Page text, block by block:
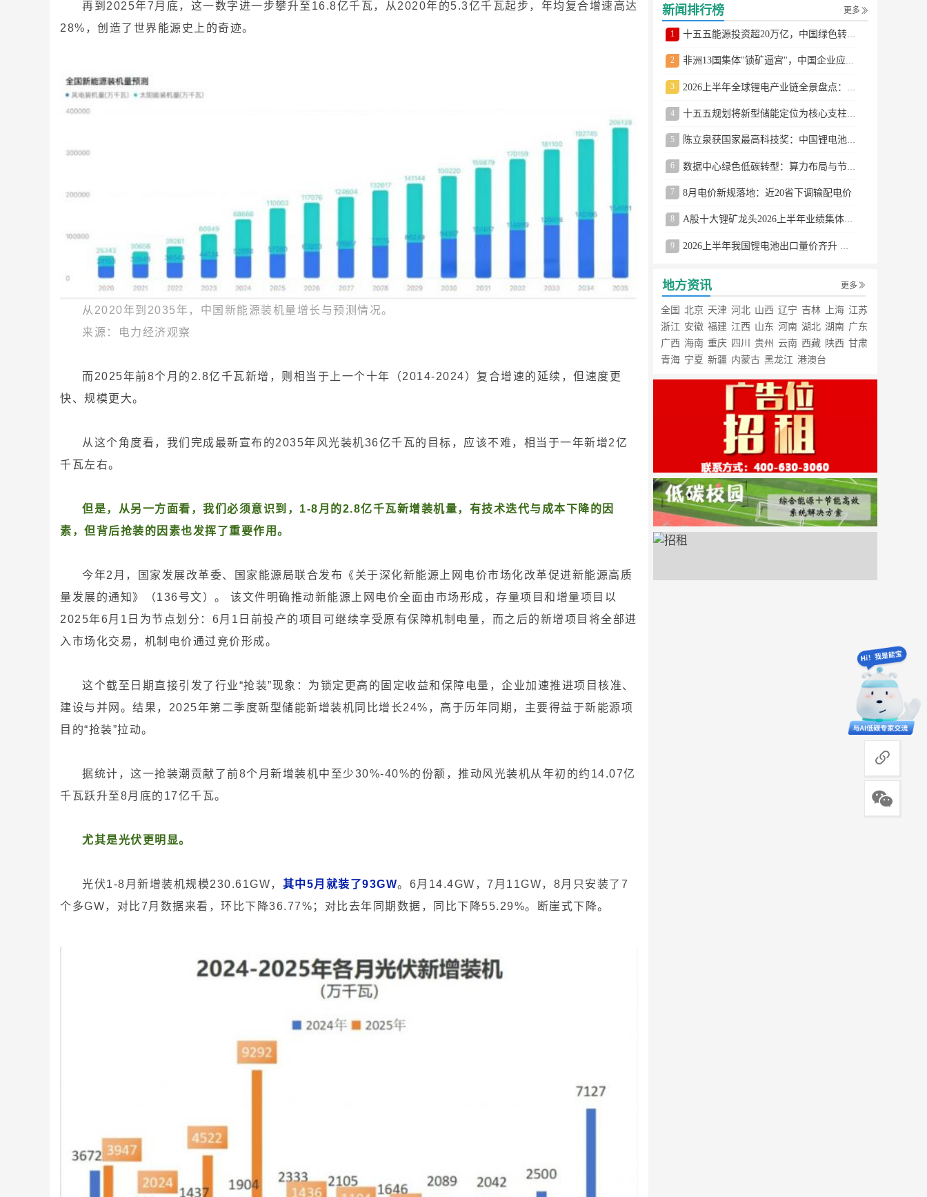
再到2025年7月底，这一数字进一步攀升至16.8亿千瓦，从2020年的5.3亿千瓦起步，年均复合增速高达
28%，创造了世界能源史上的奇迹。
从2020年到2035年，中国新能源装机量增长与预测情况。
来源：电力经济观察
而2025年前8个月的2.8亿千瓦新增，则相当于上一个十年（2014-2024）复合增速的延续，但速度更
快、规模更大。
从这个角度看，我们完成最新宣布的2035年风光装机36亿千瓦的目标，应该不难，相当于一年新增2亿
千瓦左右。
但是，从另一方面看，我们必须意识到，1-8月的2.8亿千瓦新增装机量，有技术迭代与成本下降的因
素，但背后抢装的因素也发挥了重要作用。
今年2月，国家发展改革委、国家能源局联合发布《关于深化新能源上网电价市场化改革促进新能源高质
量发展的通知》（136号文）。 该文件明确推动新能源上网电价全面由市场形成，存量项目和增量项目以
2025年6月1日为节点划分：6月1日前投产的项目可继续享受原有保障机制电量，而之后的新增项目将全部进
入市场化交易，机制电价通过竞价形成。
这个截至日期直接引发了行业“抢装”现象：为锁定更高的固定收益和保障电量，企业加速推进项目核准、
建设与并网。结果，2025年第二季度新型储能新增装机同比增长24%，高于历年同期，主要得益于新能源项
目的“抢装”拉动。
据统计，这一抢装潮贡献了前8个月新增装机中至少30%-40%的份额，推动风光装机从年初的约14.07亿
千瓦跃升至8月底的17亿千瓦。
尤其是光伏更明显。
光伏1-8月新增装机规模230.61GW， 其中5月就装了93GW。6月14.4GW，7月11GW，8月只安装了7
个多GW，对比7月数据来看，环比下降36.77%；对比去年同期数据，同比下降55.29%。断崖式下降。
新闻排行榜 更多
1 十五五能源投资超20万亿，中国绿色转型提速
2 非洲13国集体"锁矿逼宫"，中国企业应对方案曝光
3
4 十五五规划将新型储能定位为核心支柱产业
5 陈立泉获国家最高科技奖：中国锂电池奠基人
6
7 8月电价新规落地：近20省下调输配电价
8 A股十大锂矿龙头2026上半年业绩集体大涨
9 2026上半年我国锂电池出口量价齐升 德国成最大市场
地方资讯 更多
全国 北京 天津 河北 山西 辽宁 吉林 上海 江苏
浙江 安徽 福建 江西 山东 河南 湖北 湖南 广东
广西 海南 重庆 四川 贵州 云南 西藏 陕西 甘肃
青海 宁夏 新疆 内蒙古 黑龙江 港澳台